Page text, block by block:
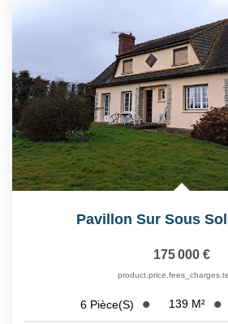
Pavillon Sur Sous Sol
175 000 €
6 Pièce(s) 139 M²